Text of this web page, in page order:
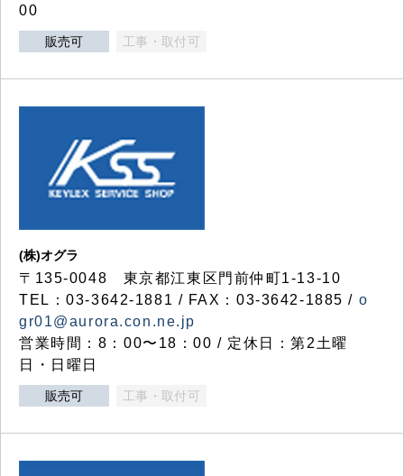
00
販売可 工事・取付可
(株)オグラ
〒135-0048 東京都江東区門前仲町1-13-10
TEL：03-3642-1881 / FAX：03-3642-1885 / o
gr01@aurora.con.ne.jp
営業時間：8：00〜18：00 / 定休日：第2土曜
日・日曜日
販売可 工事・取付可